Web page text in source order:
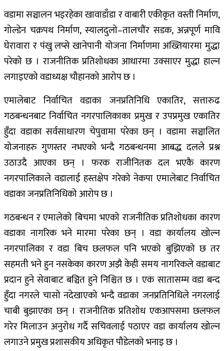
वडामा सञ्चालन भइरहेका खावाडाँडा र वाबारी एकीकृत वस्ती निर्माण,
गोल्डेन चक्रपथ निर्माण, स्यालदुलो–तालचौंर सडक, अन्नपूर्ण मावि
घेरावारा र पंखु लप्से खानेपानी योजना निर्माणमा अख्तियारमा मुद्धा
परेको छ । राजनीतिक प्रतिशोधका आधारमा उक्साएर मुद्धा हाल्न
लगाइएको वडाध्यक्ष चौहानको आरोप छ ।
एमालेबाट निर्वाचित वडाका जनप्रतिनिधि एकातिर, सत्तारुढ
गठबन्धनबाट निर्वाचित नगरपालिकाका प्रमुख र उपप्रमुख एकातिर
हुँदा वडाका सर्वसाधारण चेपुवामा परेका छन् । वडामा सञ्चालित
योजनाहरु गुणस्तर नभएको भन्दै गठबन्धनमा आबद्ध दलले प्रश्न
उठाउदै आएका छन् । फरक राजीनितक दल भएकै कारण
नगरपालिकाले वडालाई हस्तक्षेप गरेको नेकपा एमालेबाट निर्वाचित
वडाका जनप्रतिनिधिको आरोप छ ।
गठबन्धन र एमालेको बिचमा भएको राजनीतिक प्रतिशोधका कारण
वडाका नागरिक भने मारमा परेका छन् । वडा कार्यालय खोल्न
नगरपालिका र वडा बिच छलफल पनि भएको बुझिएको छ तर
सहमती भने हुन नसकेका कारण अझै केही समय नागरिकले वडाबाट
प्रदान हुने सेवाबाट बञ्चित हुने निश्चित छ । एक सातासम्म वडा बन्द
हुँदा नगरले चासो नदेखाएको भन्दै वडाका जनप्रतिनिधिले नगरलाई
चाबी बुझाएका छन् । राजनीतिक प्रतिशोध एकआपसमा छलफल
गरेर मिलाउन अनुरोध गर्दै सचिवलाई पठाएर वडा कार्यालय खोल्न
लगाउने प्रमुख प्रशासकीय अधिकृत पौडेलको भनाइ छ ।